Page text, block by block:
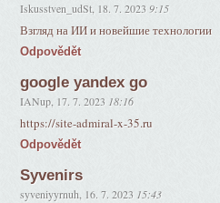
Iskusstven_udSt 18. 7. 2023 9:15
Взгляд на ИИ и новейшие технологии
Odpovědět
google yandex go
IANup 17. 7. 2023 18:16
https://site-admiral-x-35.ru
Odpovědět
Syvenirs
syveniyyrnuh 16. 7. 2023 15:43